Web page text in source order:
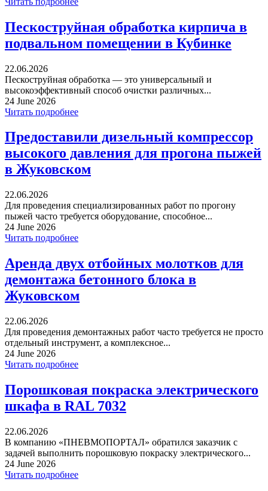
Пескоструйная обработка кирпича в
подвальном помещении в Кубинке
22.06.2026
Пескоструйная обработка — это универсальный и
высокоэффективный способ очистки различных...
24 June 2026
Читать подробнее
Предоставили дизельный компрессор
высокого давления для прогона пыжей
в Жуковском
22.06.2026
Для проведения специализированных работ по прогону
пыжей часто требуется оборудование, способное...
24 June 2026
Читать подробнее
Аренда двух отбойных молотков для
демонтажа бетонного блока в
Жуковском
22.06.2026
Для проведения демонтажных работ часто требуется не просто
отдельный инструмент, а комплексное...
24 June 2026
Читать подробнее
Порошковая покраска электрического
шкафа в RAL 7032
22.06.2026
В компанию «ПНЕВМОПОРТАЛ» обратился заказчик с
задачей выполнить порошковую покраску электрического...
24 June 2026
Читать подробнее